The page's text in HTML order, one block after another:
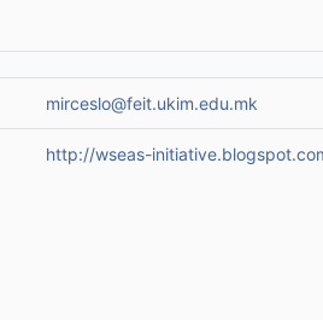
mirceslo@feit.ukim.edu.mk
http://wseas-